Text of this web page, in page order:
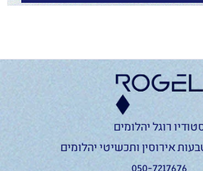
רוגל יהלומים
אירוסין ותכשיטי יהלומים